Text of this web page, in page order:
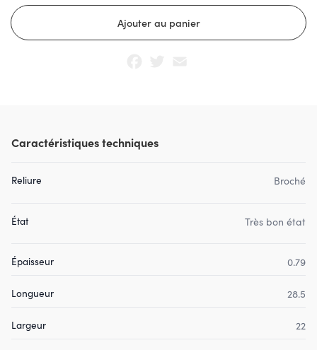
Caractéristiques techniques
Reliure Broché
État Très bon état
Épaisseur 0.79
Longueur 28.5
Largeur 22